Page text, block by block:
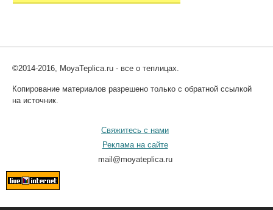
©2014-2016, MoyaTeplica.ru - все о теплицах.
Копирование материалов разрешено только с обратной ссылкой
на источник.
Свяжитесь с нами
Реклама на сайте
mail@moyateplica.ru